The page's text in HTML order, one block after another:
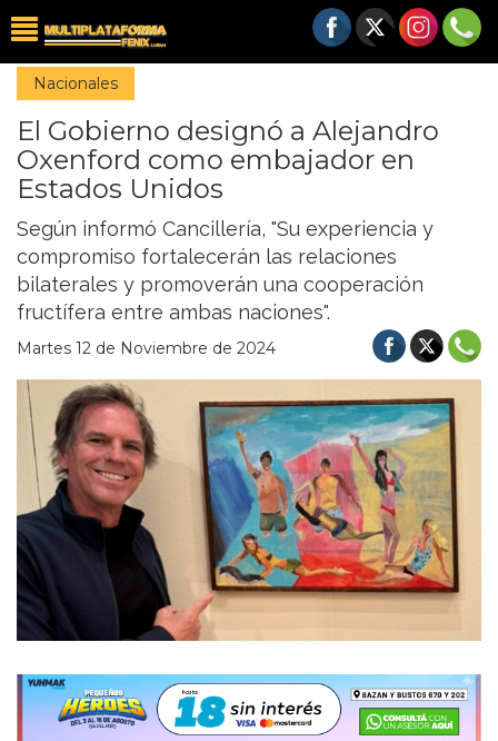
Nacionales
El Gobierno designó a Alejandro
Oxenford como embajador en
Estados Unidos
Según informó Cancillería, "Su experiencia y
compromiso fortalecerán las relaciones
bilaterales y promoverán una cooperación
fructífera entre ambas naciones".
Martes 12 de Noviembre de 2024